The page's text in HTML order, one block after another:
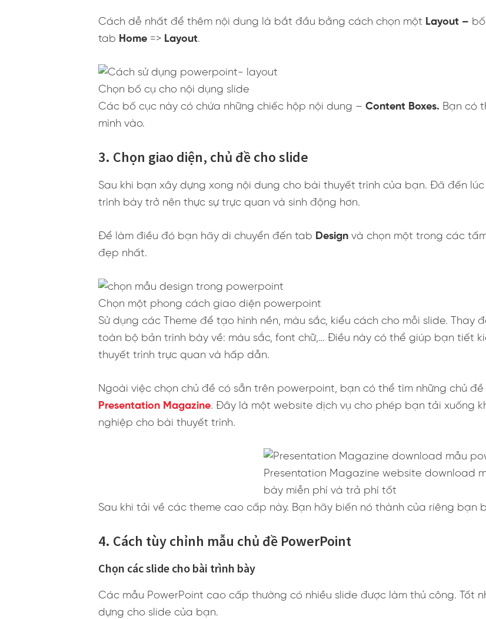
Cách dễ nhất để thêm nội dung là bắt đầu bằng cách chọn một Layout –
tab Home => Layout.
Chọn bố cụ cho nội dụng slide
Các bố cục này có chứa những chiếc hộp nội dung – Content Boxes. Bạn có
mình vào.
3. Chọn giao diện, chủ đề cho slide
Sau khi bạn xây dựng xong nội dung cho bài thuyết trình của bạn. Đã đến
trình bày trở nên thực sự trực quan và sinh động hơn.
Để làm điều đó bạn hãy di chuyển đến tab Design và chọn một trong các
đẹp nhất.
Chọn một phong cách giao diện powerpoint
Sử dụng các Theme để tạo hình nền, màu sắc, kiểu cách cho mỗi slide.
toàn bộ bản trình bày về: màu sắc, font chữ,… Điều này có thể giúp bạn tiết
thuyết trình trực quan và hấp dẫn.
Ngoài việc chọn chủ đề có sẵn trên powerpoint, bạn có thể tìm những chủ
Presentation Magazine. Đây là một website dịch vụ cho phép bạn tải xuống
nghiệp cho bài thuyết trình.
Presentation Magazine website download
bày miễn phí và trả phí tốt
Sau khi tải về các theme cao cấp này. Bạn hãy biến nó thành của riêng bạn
4. Cách tùy chỉnh mẫu chủ đề PowerPoint
Chọn các slide cho bài trình bày
Các mẫu PowerPoint cao cấp thường có nhiều slide được làm thủ công. Tốt
dựng cho slide của bạn.